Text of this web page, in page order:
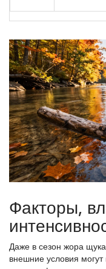
Факторы,
Даже в сезон жора
внешние условия могут